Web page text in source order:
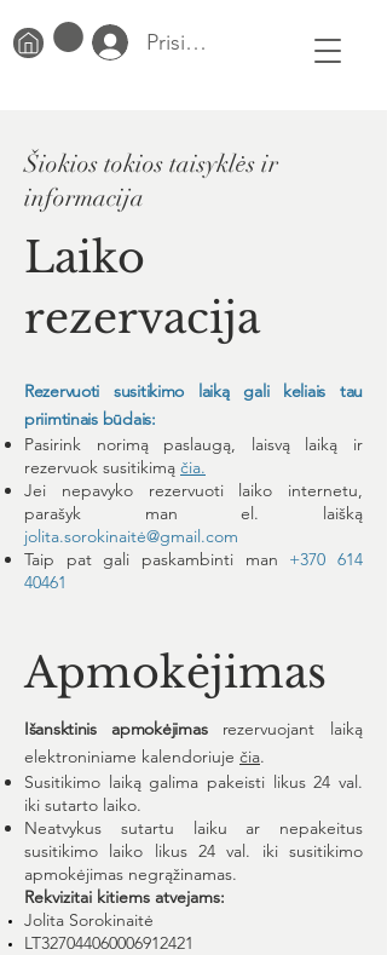
Prisijungti
Šiokios tokios taisyklės ir
informacija
Laiko
rezervacija
Rezervuoti susitikimo laiką gali keliais tau
priimtinais būdais:
Pasirink norimą paslaugą, laisvą laiką ir
rezervuok susitikimą čia.
Jei nepavyko rezervuoti laiko internetu,
parašyk man el. laišką
jolita.sorokinaitė@gmail.com
Taip pat gali paskambinti man
+370 614
40461
Apmokėjimas
Išansktinis apmokėjimas rezervuojant laiką
elektroniniame kalendoriuje čia.
Susitikimo laiką galima pakeisti likus 24 val.
iki sutarto laiko.
Neatvykus sutartu laiku ar nepakeitus
susitikimo laiko likus 24 val. iki susitikimo
apmokėjimas negrąžinamas.
Rekvizitai kitiems atvejams:
Jolita Sorokinaitė
LT327044060006912421